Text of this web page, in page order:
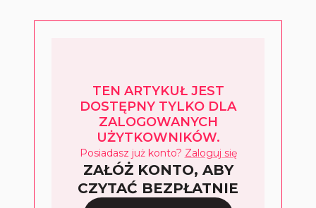
TEN ARTYKUŁ JEST
DOSTĘPNY TYLKO DLA
ZALOGOWANYCH
UŻYTKOWNIKÓW.
Posiadasz już konto? Zaloguj się
ZAŁÓŻ KONTO, ABY
CZYTAĆ BEZPŁATNIE